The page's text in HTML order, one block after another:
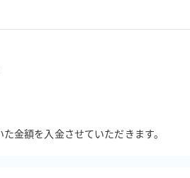
金額を入金させていただきます。